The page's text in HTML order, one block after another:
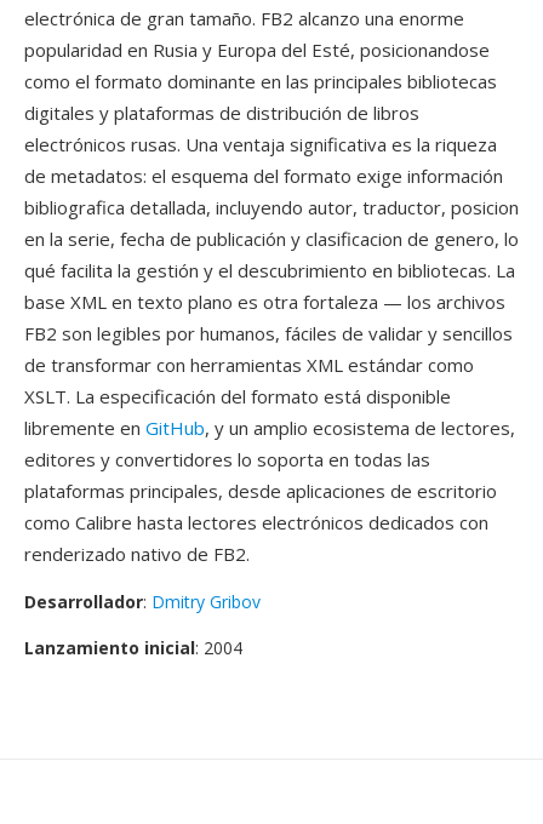
electrónica de gran tamaño. FB2 alcanzo una enorme
popularidad en Rusia y Europa del Esté, posicionandose
como el formato dominante en las principales bibliotecas
digitales y plataformas de distribución de libros
electrónicos rusas. Una ventaja significativa es la riqueza
de metadatos: el esquema del formato exige información
bibliografica detallada, incluyendo autor, traductor, posicion
en la serie, fecha de publicación y clasificacion de genero, lo
qué facilita la gestión y el descubrimiento en bibliotecas. La
base XML en texto plano es otra fortaleza — los archivos
FB2 son legibles por humanos, fáciles de validar y sencillos
de transformar con herramientas XML estándar como
XSLT. La especificación del formato está disponible
libremente en GitHub, y un amplio ecosistema de lectores,
editores y convertidores lo soporta en todas las
plataformas principales, desde aplicaciones de escritorio
como Calibre hasta lectores electrónicos dedicados con
renderizado nativo de FB2.
Desarrollador: Dmitry Gribov
Lanzamiento inicial: 2004